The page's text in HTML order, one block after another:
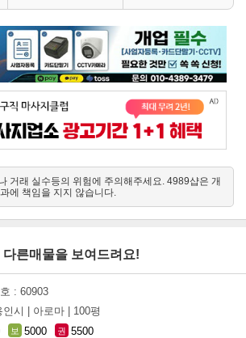
거래 실수등의 위험에 주의해주세요. 4989샵은 개
에 책임을 지지 않습니다.
른매물을 보여드려요!
: 60903
시 |
아로마 | 100평
보 5000 권 5500